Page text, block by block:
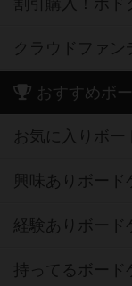
クラウドファン
おすすめボ
お気に入りボー
興味ありボー
経験ありボード
持ってるボード